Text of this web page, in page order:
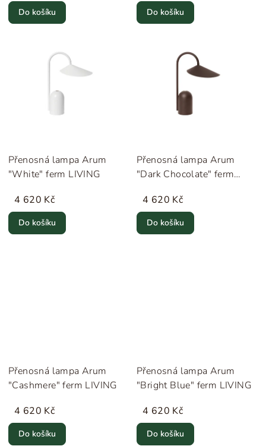
Do košíku Do košíku
Přenosná lampa Arum
"White" ferm LIVING
4 620 Kč
Do košíku
Přenosná lampa Arum
"Dark Chocolate" ferm
4 620 Kč
Do košíku
Přenosná lampa Arum
"Cashmere" ferm LIVING
4 620 Kč
Do košíku
Přenosná lampa Arum
"Bright Blue" ferm LIVING
4 620 Kč
Do košíku